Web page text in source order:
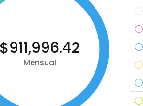
$911,996.42
Mensual